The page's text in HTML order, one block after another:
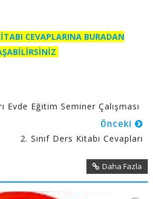
CEVAPLARINA BURADAN
Evde Eğitim Seminer Çalışması
Önceki
2. Sınıf Ders Kitabı Cevapları
Daha Fazla